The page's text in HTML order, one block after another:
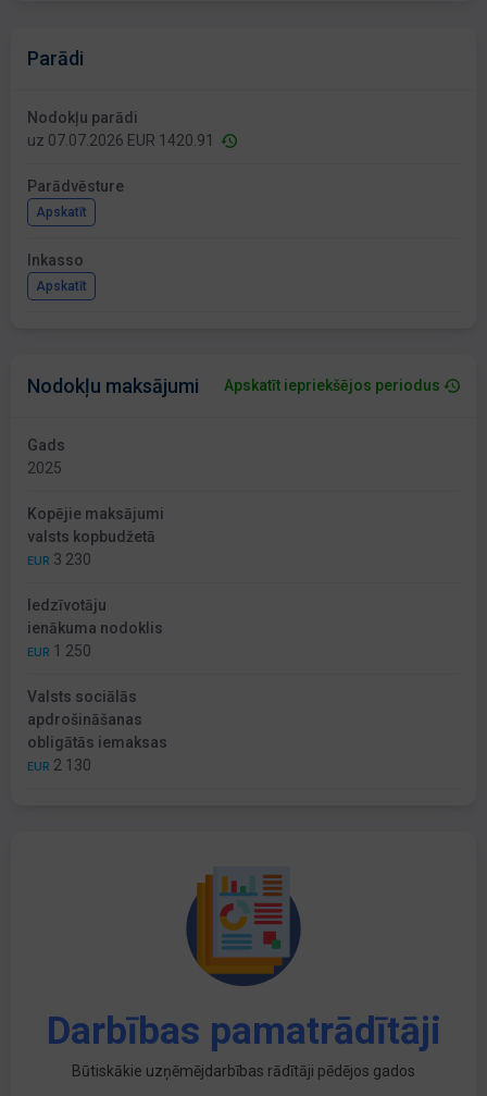
Parādi
Nodokļu parādi
uz 07.07.2026 EUR 1420.91
Parādvēsture
Apskatīt
Inkasso
Apskatīt
Nodokļu maksājumi Apskatīt iepriekšējos periodus
Gads
2025
Kopējie maksājumi
valsts kopbudžetā
EUR 3 230
Iedzīvotāju
ienākuma nodoklis
EUR 1 250
Valsts sociālās
apdrošināšanas
obligātās iemaksas
EUR 2 130
Darbības pamatrādītāji
Būtiskākie uzņēmējdarbības rādītāji pēdējos gados